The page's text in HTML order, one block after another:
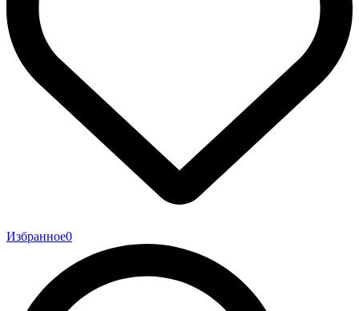
Избранное0